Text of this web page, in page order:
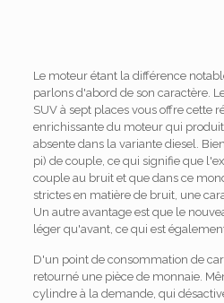
Le moteur étant la différence
parlons d'abord de son caractère.
SUV à sept places vous offre cette
enrichissante du moteur qui
absente dans la variante diesel.
pi) de couple, ce qui signifie que
couple au bruit et que dans ce
strictes en matière de bruit, une
Un autre avantage est que le
léger qu'avant, ce qui est
D'un point de consommation de
retourné une pièce de monnaie.
cylindre à la demande, qui